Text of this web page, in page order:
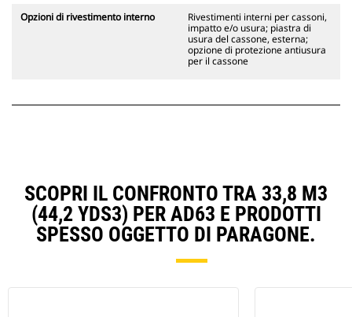
Opzioni di rivestimento interno
Rivestimenti interni per cassoni,
impatto e/o usura; piastra di
usura del cassone, esterna;
opzione di protezione antiusura
per il cassone
SCOPRI IL CONFRONTO TRA 33,8 M3
(44,2 YDS3) PER AD63 E PRODOTTI
SPESSO OGGETTO DI PARAGONE.